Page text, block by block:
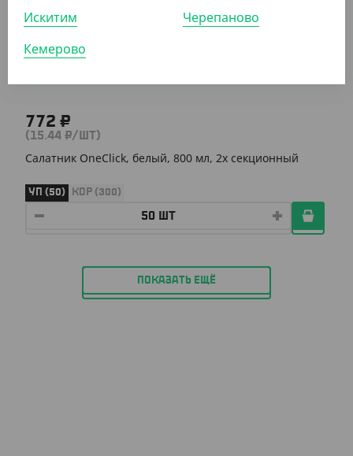
772 ₽
(15.44 ₽/ШТ)
Салатник OneClick, белый, 800 мл, 2х секционный
УП (50) КОР (300)
ПОКАЗАТЬ ЕЩЁ
Искитим
Кемерово
Черепаново